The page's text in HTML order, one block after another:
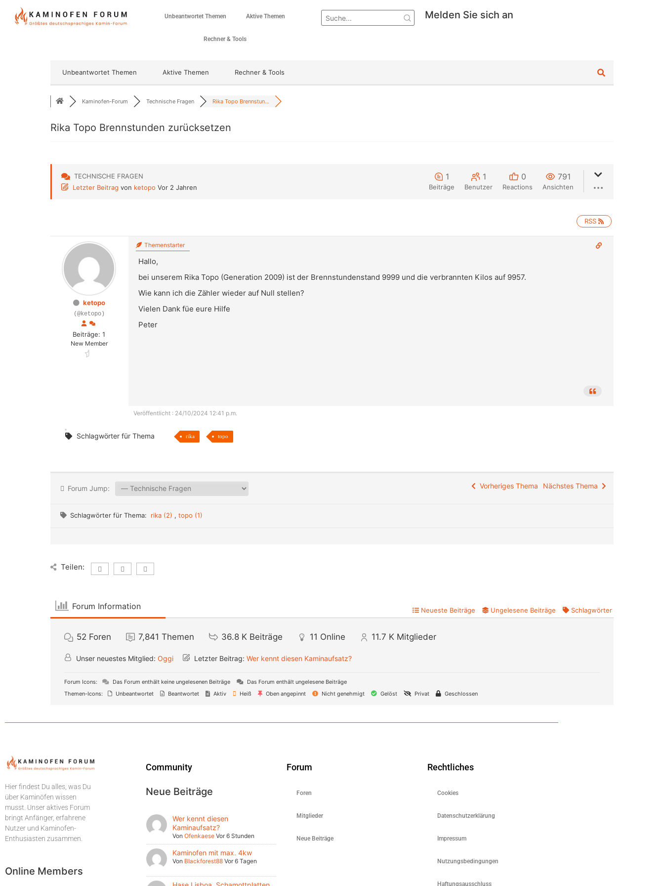
Unbeantwortet Themen Aktive Themen
Rechner & Tools
Melden Sie sich an
Unbeantwortet Themen Aktive Themen Rechner & Tools
Kaminofen-Forum Technische Fragen Rika Topo Brennstun...
Rika Topo Brennstunden zurücksetzen
TECHNISCHE FRAGEN
Letzter Beitrag von ketopo Vor 2 Jahren
1
Beiträge
1
Benutzer
0
Reactions
791
Ansichten
RSS
ketopo
(@ketopo)
Beiträge: 1
New Member
Themenstarter
Hallo,
bei unserem Rika Topo (Generation 2009) ist der Brennstundenstand 9999 und die verbrannten Kilos auf 9957.
Wie kann ich die Zähler wieder auf Null stellen?
Vielen Dank füe eure Hilfe
Peter
Veröffentlicht : 24/10/2024 12:41 p.m.
Schlagwörter für Thema rika topo
Forum Jump: Vorheriges Thema Nächstes Thema
Schlagwörter für Thema: rika (2) , topo (1)
Teilen:
Forum Information Neueste Beiträge Ungelesene Beiträge Schlagwörter
52 Foren 7,841 Themen 36.8 K Beiträge 11 Online 11.7 K Mitglieder
Unser neuestes Mitglied: Oggi Letzter Beitrag: Wer kennt diesen Kaminaufsatz?
Forum Icons: Das Forum enthält keine ungelesenen Beiträge
Das Forum enthält ungelesene Beiträge
Themen-Icons:
Unbeantwortet Beantwortet Aktiv Heiß Oben angepinnt Nicht genehmigt Gelöst Privat Geschlossen
Hier findest Du alles, was Du
über Kaminöfen wissen
musst. Unser aktives Forum
bringt Anfänger, erfahrene
Nutzer und Kaminofen-
Enthusiasten zusammen.
Online Members
Community
Neue Beiträge
Wer kennt diesen
Kaminaufsatz?
Von Ofenkaese Vor 6 Stunden
Kaminofen mit max. 4kw
Von Blackforest88 Vor 6 Tagen
Forum
Foren
Mitglieder
Neue Beiträge
Rechtliches
Cookies
Datenschutzerklärung
Impressum
Nutzungsbedingungen
Haftungsausschluss